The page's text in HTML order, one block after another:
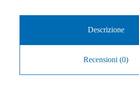
Descrizione
Recensioni (0)